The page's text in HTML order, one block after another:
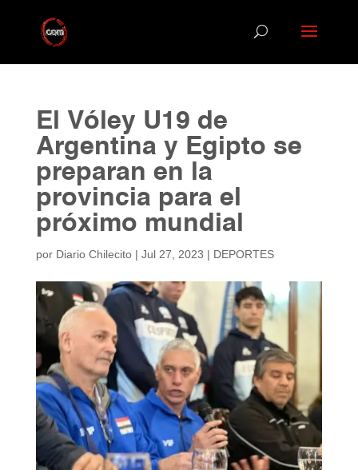
El Vóley U19 de
Argentina y Egipto se
preparan en la
provincia para el
próximo mundial
por Diario Chilecito| Jul 27, 2023 | DEPORTES